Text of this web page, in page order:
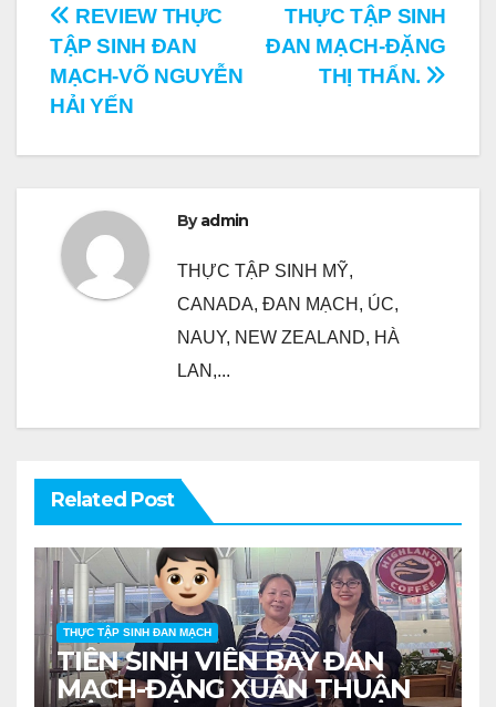
Điều
hướng
bài
viết
THỰC TẬP SINH
ĐAN MẠCH-ĐẶNG
THỊ THẨN.
REVIEW THỰC
TẬP SINH ĐAN
MẠCH-VÕ NGUYỄN
HẢI YẾN
Byadmin
THỰC TẬP SINH MỸ,
CANADA, ĐAN MẠCH, ÚC,
NAUY, NEW ZEALAND, HÀ
LAN,...
Related Post
THỰC TẬP SINH ĐAN MẠCH
TIỄN SINH VIÊN BAY ĐAN
MẠCH-ĐẶNG XUÂN THUẬN